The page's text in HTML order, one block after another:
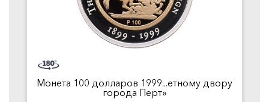
Монета 100 долларов 1999...етному двору
города Перт»